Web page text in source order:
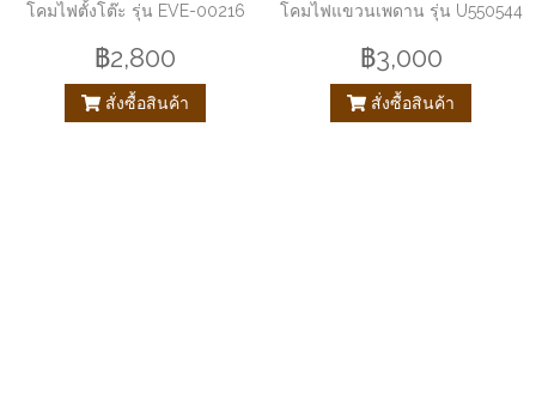
โคมไฟตั้งโต๊ะ รุ่น EVE-00216
฿2,800
สั่งซื้อสินค้า
โคมไฟแขวนเพดาน รุ่น U550544
฿3,000
สั่งซื้อสินค้า